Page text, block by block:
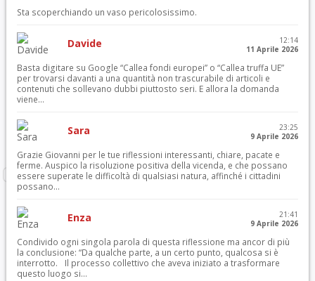
Sta scoperchiando un vaso pericolosissimo.
Davide
12:14
11 Aprile 2026
Basta digitare su Google “Callea fondi europei” o “Callea truffa UE”
per trovarsi davanti a una quantità non trascurabile di articoli e
contenuti che sollevano dubbi piuttosto seri. E allora la domanda
viene...
Sara
23:25
9 Aprile 2026
Grazie Giovanni per le tue riflessioni interessanti, chiare, pacate e
ferme. Auspico la risoluzione positiva della vicenda, e che possano
essere superate le difficoltà di qualsiasi natura, affinché i cittadini
possano...
Enza
21:41
9 Aprile 2026
Condivido ogni singola parola di questa riflessione ma ancor di più
la conclusione: “Da qualche parte, a un certo punto, qualcosa si è
interrotto. Il processo collettivo che aveva iniziato a trasformare
questo luogo si...